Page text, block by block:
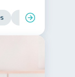
Educación